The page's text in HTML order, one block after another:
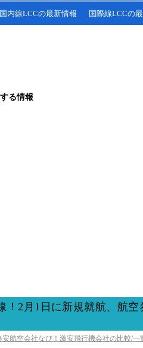
国内線LCCの最新情報 国際線LCCの
る情報
！2月1日に新規就航、航
安航空会社なび！激安飛行機会社の比較/一